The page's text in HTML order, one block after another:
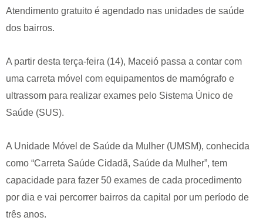
Atendimento gratuito é agendado nas unidades de saúde
dos bairros.
A partir desta terça-feira (14), Maceió passa a contar com
uma carreta móvel com equipamentos de mamógrafo e
ultrassom para realizar exames pelo Sistema Único de
Saúde (SUS).
A Unidade Móvel de Saúde da Mulher (UMSM), conhecida
como “Carreta Saúde Cidadã, Saúde da Mulher”, tem
capacidade para fazer 50 exames de cada procedimento
por dia e vai percorrer bairros da capital por um período de
três anos.